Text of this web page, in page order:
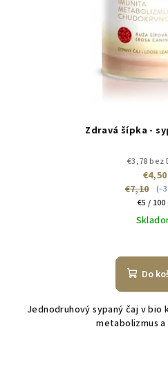
Zdravá šípka -
€3,78 bez
€4,50
€7,10
cena:
€5 / 100
Do
Jednodruhový sypaný čaj v
metabolizmus a